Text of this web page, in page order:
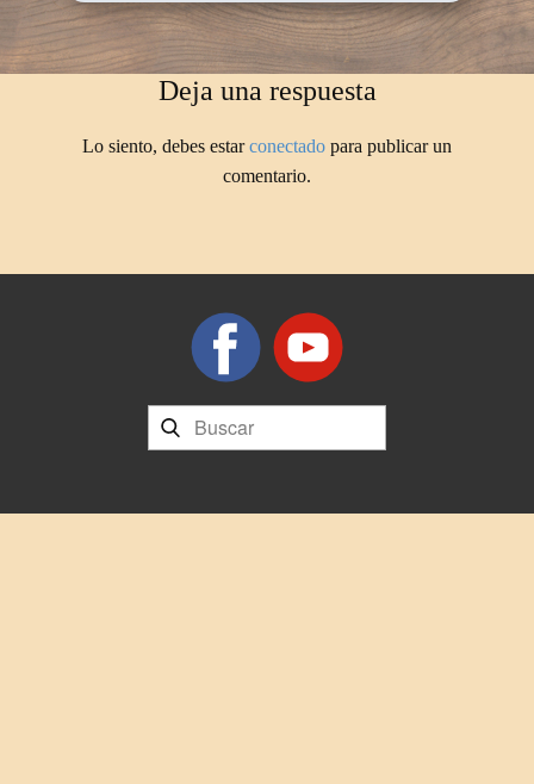
Deja una respuesta
Lo siento, debes estarconectado para publicar un
comentario.